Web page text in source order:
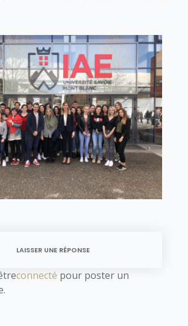
LAISSER UNE RÉPONSE
connecté pour poster un